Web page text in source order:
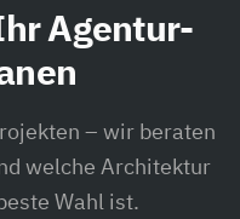
Agentur-
– wir beraten
welche Architektur
Wahl ist.